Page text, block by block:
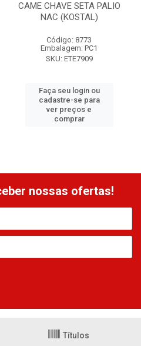
CAME CHAVE SETA PALIO
NAC (KOSTAL)
Código: 8773
Embalagem: PC1
SKU: ETE7909
Faça seu login ou
cadastre-se para
ver preços e
comprar
nossas ofertas!
Títulos